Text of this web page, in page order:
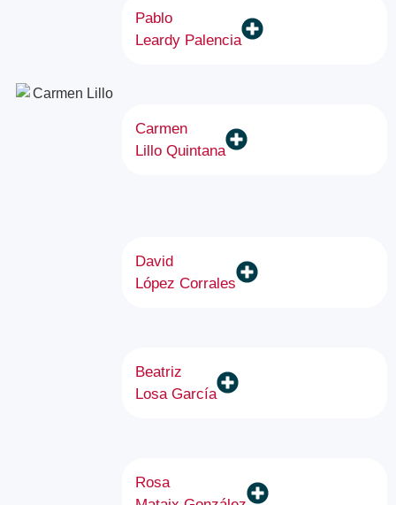
Pablo
Leardy Palencia
Carmen
Lillo Quintana
David
López Corrales
Beatriz
Losa García
Rosa